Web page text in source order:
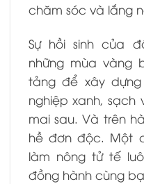
chăm sóc và lắng
Sự hồi sinh của
những mùa vàng
tảng để xây
nghiệp xanh,
mai sau. Và trên
hề đơn độc. Một
làm nông tử tế
đồng hành cùng